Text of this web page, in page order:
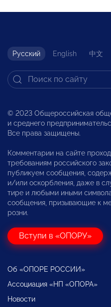
Русский English 中文
© 2023 Общероссийская
и среднего
Все права защищены.
Комментарии на сайте
требованиям российского
публикуем сообщения,
и/или оскорбления, даже в
тире и любыми иными
сообщения, призывающие к
розни.
Вступи в «ОПОРУ»
Об «ОПОРЕ РОССИИ»
Ассоциация «НП «ОПОРА»
Новости